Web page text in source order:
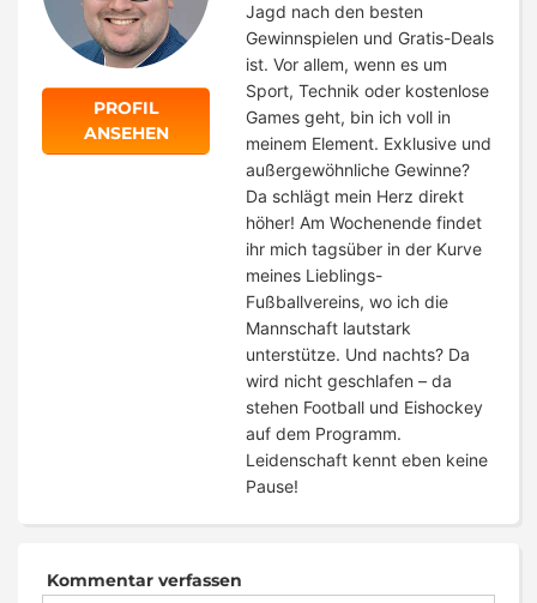
PROFIL
ANSEHEN
Jagd nach den besten
Gewinnspielen und Gratis-Deals
ist. Vor allem, wenn es um
Sport, Technik oder kostenlose
Games geht, bin ich voll in
meinem Element. Exklusive und
außergewöhnliche Gewinne?
Da schlägt mein Herz direkt
höher! Am Wochenende findet
ihr mich tagsüber in der Kurve
meines Lieblings-
Fußballvereins, wo ich die
Mannschaft lautstark
unterstütze. Und nachts? Da
wird nicht geschlafen – da
stehen Football und Eishockey
auf dem Programm.
Leidenschaft kennt eben keine
Pause!
Kommentar verfassen